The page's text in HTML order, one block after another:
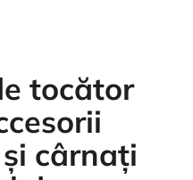
tocător
cârnați